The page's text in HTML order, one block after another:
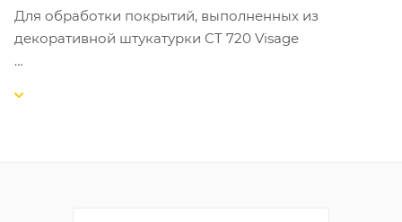
Для обработки покрытий, выполненных из
декоративной штукатурки CT 720 Visage